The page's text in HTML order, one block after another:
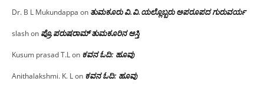
Dr. B L Mukundappa on ತುಮಕೂರು‌ ವಿ.ವಿ.ಯಲ್ಲೊಬ್ಬರು ಅಪರೂಪದ ಗುರುವರ್ಯ
slashon ಪ್ರೊ.ಪರುಷರಾಮ್ ತುಮಕೂರಿನ ಆಸ್ತಿ
Kusum prasad T.Lon ಕವನ ಓದಿ: ಹೂವು
Anithalakshmi. K. Lon ಕವನ ಓದಿ: ಹೂವು